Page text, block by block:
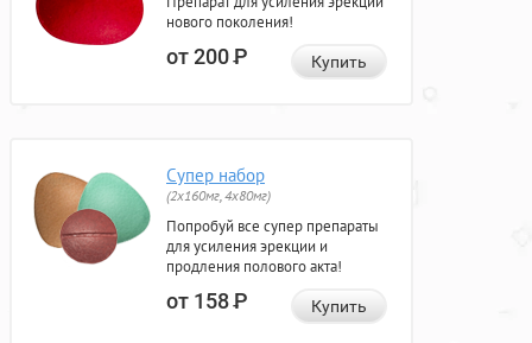
нового поколения!
от 200Р Купить
Супер набор
(2х160мг, 4х80мг)
Попробуй все супер препараты
для усиления эрекции и
продления полового акта!
от 158Р Купить